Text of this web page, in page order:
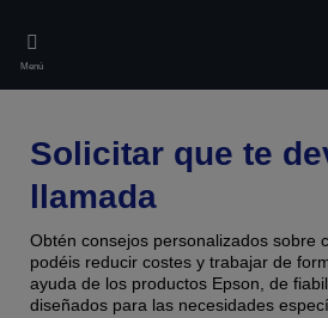
main
content
Menú
Solicitar que te
llamada
Obtén consejos personalizados sobre
podéis reducir costes y trabajar de
ayuda de los productos Epson, de
diseñados para las necesidades